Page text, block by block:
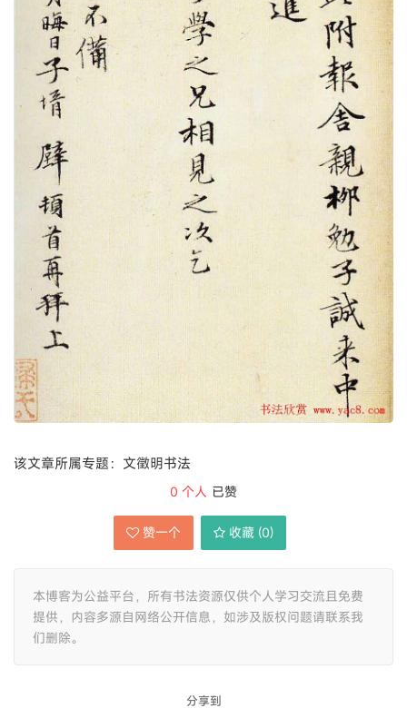
该文章所属专题：文徵明书法
0 个人 已赞
赞一个 收藏 (0)
本博客为公益平台，所有书法资源仅供个人学习交流且免费
提供，内容多源自网络公开信息，如涉及版权问题请联系我
们删除。
分享到